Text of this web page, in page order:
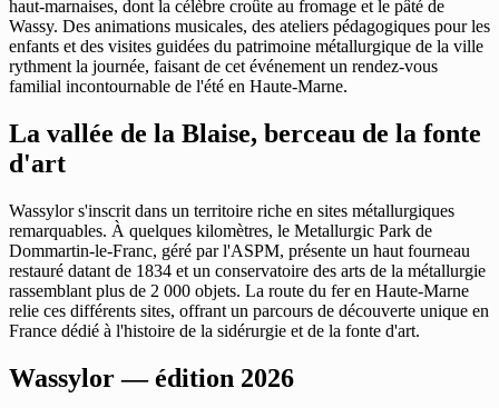
haut-marnaises, dont la célèbre croûte au fromage et le pâté de
Wassy. Des animations musicales, des ateliers pédagogiques pour les
enfants et des visites guidées du patrimoine métallurgique de la ville
rythment la journée, faisant de cet événement un rendez-vous
familial incontournable de l'été en Haute-Marne.
La vallée de la Blaise, berceau de la fonte
d'art
Wassylor s'inscrit dans un territoire riche en sites métallurgiques
remarquables. À quelques kilomètres, le Metallurgic Park de
Dommartin-le-Franc, géré par l'ASPM, présente un haut fourneau
restauré datant de 1834 et un conservatoire des arts de la métallurgie
rassemblant plus de 2 000 objets. La route du fer en Haute-Marne
relie ces différents sites, offrant un parcours de découverte unique en
France dédié à l'histoire de la sidérurgie et de la fonte d'art.
Wassylor — édition 2026